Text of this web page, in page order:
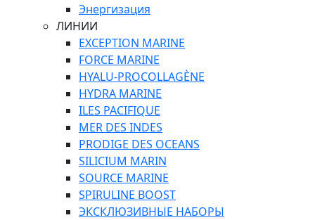
Энергизация
ЛИНИИ
EXCEPTION MARINE
FORCE MARINE
HYALU-PROCOLLAGÈNE
HYDRA MARINE
ILES PACIFIQUE
MER DES INDES
PRODIGE DES OCEANS
SILICIUM MARIN
SOURCE MARINE
SPIRULINE BOOST
ЭКСКЛЮЗИВНЫЕ НАБОРЫ